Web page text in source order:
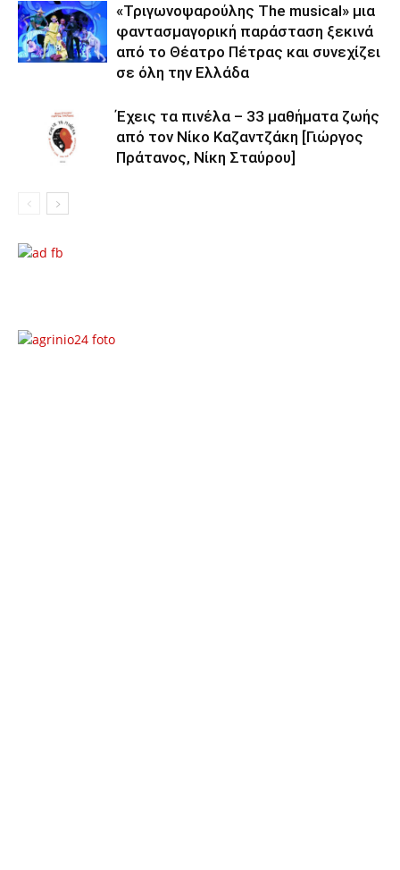
«Τριγωνοψαρούλης The musical» μια
φαντασμαγορική παράσταση ξεκινά
από το Θέατρο Πέτρας και συνεχίζει
σε όλη την Ελλάδα
Έχεις τα πινέλα – 33 μαθήματα ζωής
από τον Νίκο Καζαντζάκη [Γιώργος
Πράτανος, Νίκη Σταύρου]